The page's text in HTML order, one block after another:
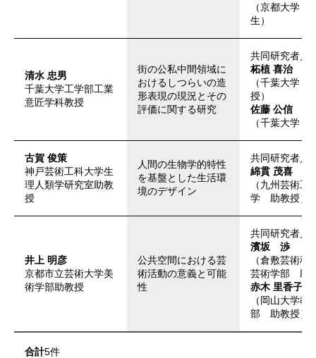
（京都大学
生）
清水 忠男
千葉大学工学部工業
意匠学科教授
街の公私中間領域に
おけるしつらいの造
形表現の現況とその
評価に関する研究
共同研究者／
柘植 喜治
（千葉大学
授）
佐藤 公信
（千葉大学
古賀 俊策
神戸芸術工科大学生
理人類学研究室助教
授
人間の生物学的特性
を基盤とした生活環
境のデザイン
共同研究者／
綿貫 茂喜
（九州芸術工
学 助教授）
井上 明彦
京都市立芸術大学美
術学部助教授
公共空間における芸
術活動の意義と可能
性
共同研究者／
濱坂 渉
（倉敷芸術科
芸術学部 助
赤木 里香子
（岡山大学教
部 助教授）
合計5件